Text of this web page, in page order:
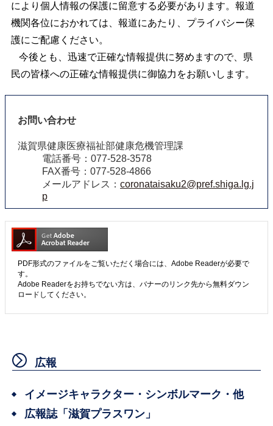
により個人情報の保護に留意する必要があります。報道
機関各位におかれては、報道にあたり、プライバシー保
護にご配慮ください。
今後とも、迅速で正確な情報提供に努めますので、県
民の皆様への正確な情報提供に御協力をお願いします。
お問い合わせ
滋賀県健康医療福祉部健康危機管理課
電話番号：077-528-3578
FAX番号：077-528-4866
メールアドレス： coronataisaku2@pref.shiga.lg.j
p
PDF形式のファイルをご覧いただく場合には、Adobe Readerが必要で
す。
Adobe Readerをお持ちでない方は、バナーのリンク先から無料ダウン
ロードしてください。
広報
イメージキャラクター・シンボルマーク・他
広報誌「滋賀プラスワン」